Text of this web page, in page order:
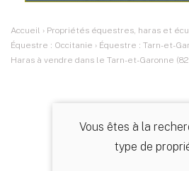
Accueil › Propriétés équestres, haras et
Équestre : Occitanie › Équestre : Tarn-et-
Haras à vendre dans le Tarn-et-Garonne
Vous êtes à la
type de